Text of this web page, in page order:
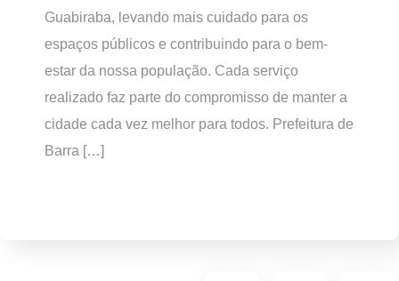
Guabiraba, levando mais cuidado para os
espaços públicos e contribuindo para o bem-
estar da nossa população. Cada serviço
realizado faz parte do compromisso de manter a
cidade cada vez melhor para todos. Prefeitura de
Barra […]